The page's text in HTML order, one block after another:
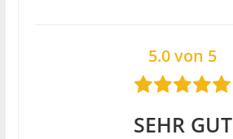
5.0 von 5
SEHR GUT